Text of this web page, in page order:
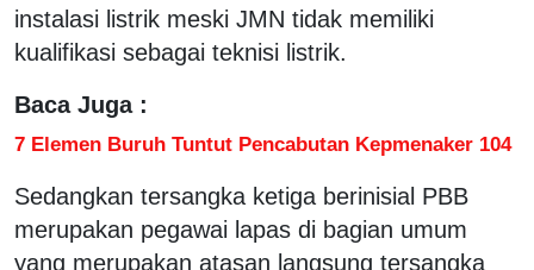
instalasi listrik meski JMN tidak memiliki
kualifikasi sebagai teknisi listrik.
Baca Juga :
7 Elemen Buruh Tuntut Pencabutan Kepmenaker 104
Sedangkan tersangka ketiga berinisial PBB
merupakan pegawai lapas di bagian umum
yang merupakan atasan langsung tersangka